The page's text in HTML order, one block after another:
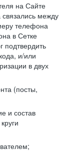
на Сайте
связались между
телефона
в Сетке
подтвердить
и/или
в двух
(посты,
и состав